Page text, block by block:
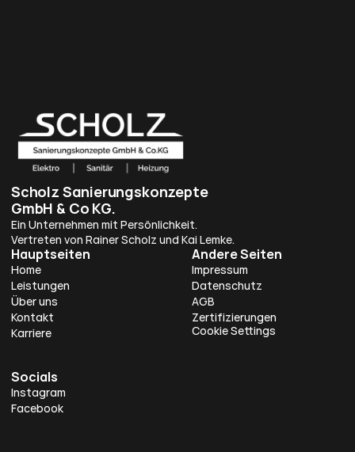
Scholz Sanierungskonzepte
GmbH & Co KG.
Ein Unternehmen mit Persönlichkeit.
Vertreten von Rainer Scholz und Kai Lemke.
Hauptseiten
Home
Leistungen
Über uns
Kontakt
Karriere
Andere Seiten
Impressum
Datenschutz
AGB
Zertifizierungen
Cookie Settings
Socials
Instagram
Facebook